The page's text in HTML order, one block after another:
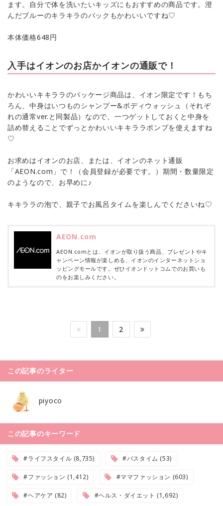
ます。自分で体を洗いたいキッズにもおすすめの商品です。澄
んだブルーのキラキラのバックもかわいいですね♡
本体価格648円
入手はイオンのお店かイオンの通販で！
かわいいキキララのパッケージ商品は、イオン限定です！もち
ろん、中身はいつものシャンプー&ボディウォッシュ（それぞ
れの通常ver.と同製品）なので、一つゲットしておくと中身を
詰め替えることでずっとかわいいキキララポンプを使えますね
♡
お求めはイオンのお店、または、イオンのネット通販
「AEON.com」で！（会員登録が必要です。）期間・数量限定
のようなので、お早めに♪
キキララの泡で、親子でお風呂タイムを楽しんでくださいね♡
AEON.com
AEON.comとは、イオンが取り扱う商品、プレゼントやキ
ャンペーン情報が楽しめる、イオンのインターネットショ
ッピングモールです。ぜひイオンドットコムでのお買いも
のをお楽しみください。
1 2
この記事のライター
piyoco
この記事のキーワード
#ライフスタイル (8,735) #バスタイム (53)
#ファッション (1,412) #ママファッション (603)
#ヘアケア (82) #ヘルス・ダイエット (1,692)